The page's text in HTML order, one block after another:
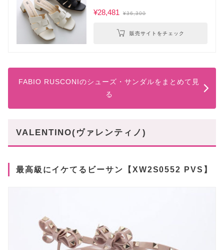
¥28,481 ¥36,300
販売サイトをチェック
FABIO RUSCONIのシューズ・サンダルをまとめて見
る
VALENTINO(ヴァレンティノ)
最高級にイケてるビーサン【XW2S0552 PVS】